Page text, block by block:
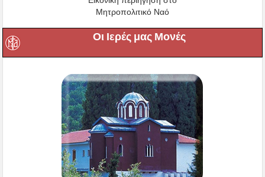
Μητροπολιτικό Ναό
Οι Ιερές μας Μονές